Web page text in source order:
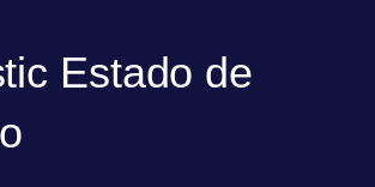
Estado de